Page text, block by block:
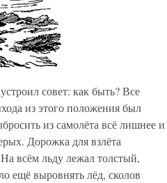
совет: как быть? Все
из этого положения был
из самолёта всё лишнее и
Дорожка для взлёта
всём льду лежал толстый,
ещё выровнять лёд, сколов